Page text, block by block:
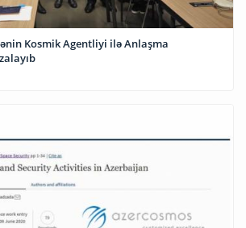
Kosmik Agentliyi ilə Anlaşma